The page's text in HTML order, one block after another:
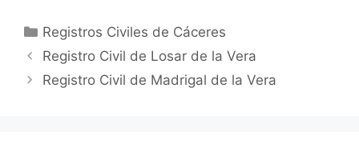
Categorías
Registros Civiles de Cáceres
Registro Civil de Losar de la Vera
Registro Civil de Madrigal de la Vera